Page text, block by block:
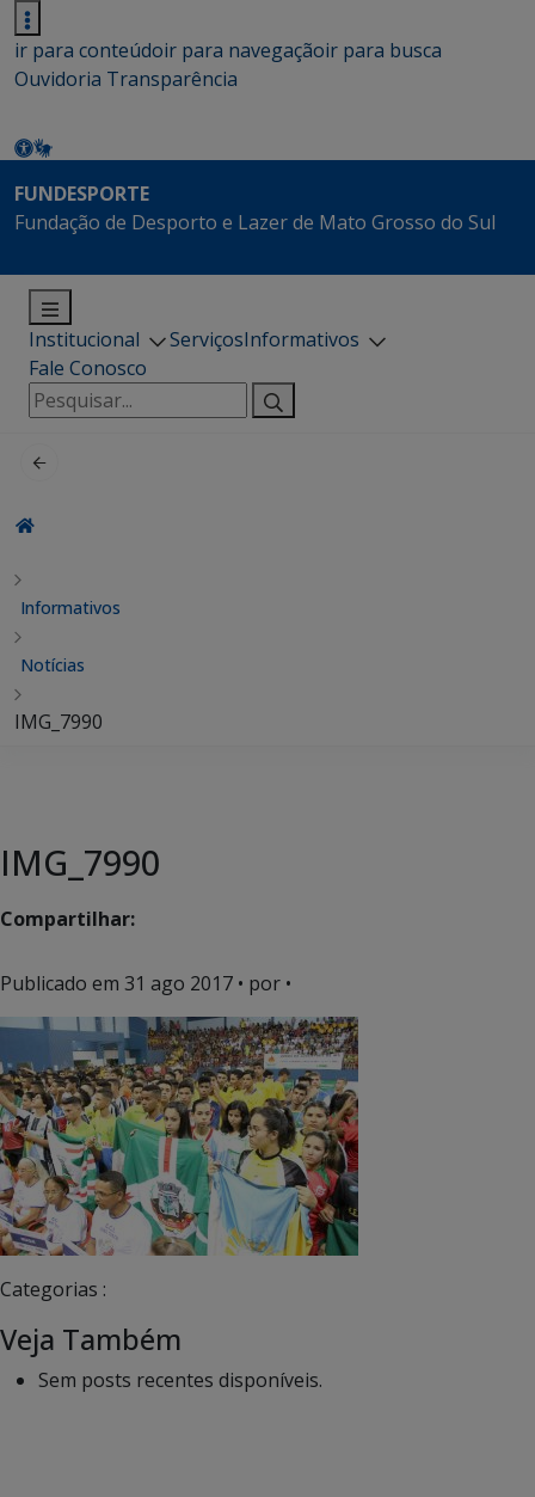
ir para conteúdoir para navegaçãoir para busca
Ouvidoria Transparência
FUNDESPORTE
Fundação de Desporto e Lazer de Mato Grosso do Sul
Institucional ServiçosInformativos
Fale Conosco
Pesquisar
por:
Informativos
Notícias
IMG_7990
IMG_7990
Compartilhar:
Publicado em 31 ago 2017 • por •
Categorias :
Veja Também
Sem posts recentes disponíveis.